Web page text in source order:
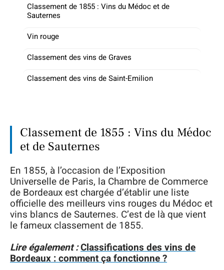
Classement de 1855 : Vins du Médoc et de
Sauternes
Vin rouge
Classement des vins de Graves
Classement des vins de Saint-Emilion
Classement de 1855 : Vins du Médoc
et de Sauternes
En 1855, à l’occasion de l’Exposition
Universelle de Paris, la Chambre de Commerce
de Bordeaux est chargée d’établir une liste
officielle des meilleurs vins rouges du Médoc et
vins blancs de Sauternes. C’est de là que vient
le fameux classement de 1855.
Lire également :Classifications des vins de
Bordeaux : comment ça fonctionne ?